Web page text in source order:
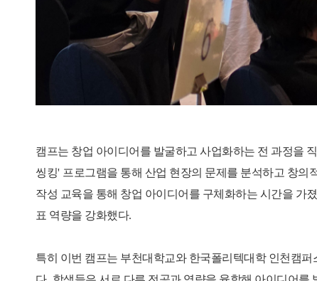
캠프는 창업 아이디어를 발굴하고 사업화하는 전 과정을
씽킹' 프로그램을 통해 산업 현장의 문제를 분석하고 창의
작성 교육을 통해 창업 아이디어를 구체화하는 시간을 가
표 역량을 강화했다.
특히 이번 캠프는 부천대학교와 한국폴리텍대학 인천캠